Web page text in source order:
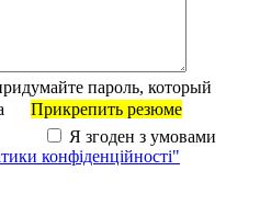
пароль, который
Прикрепить резюме
Я згоден з умовами
конфіденційності"